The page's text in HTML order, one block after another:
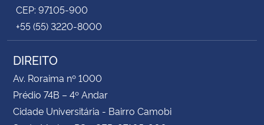
CEP: 97105-900
+55 (55) 3220-8000
DIREITO
Av. Roraima nº 1000
Prédio 74B – 4º Andar
Cidade Universitária - Bairro Camobi